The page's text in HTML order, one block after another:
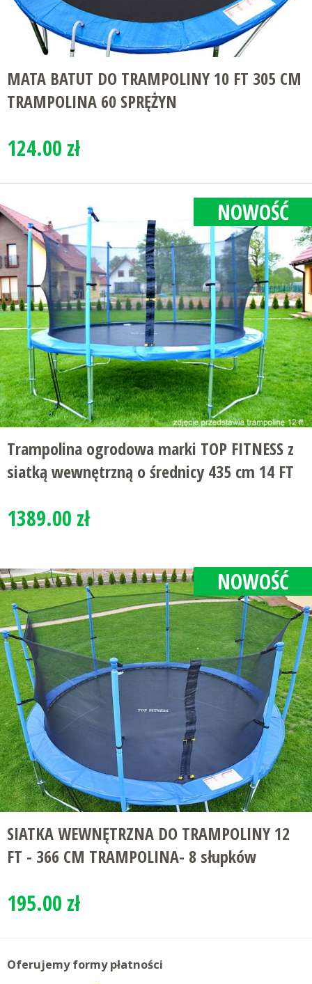
MATA BATUT DO TRAMPOLINY 10 FT 305 CM
TRAMPOLINA 60 SPRĘŻYN
124.00 zł
NOWOŚĆ
Trampolina ogrodowa marki TOP FITNESS z
siatką wewnętrzną o średnicy 435 cm 14 FT
1389.00 zł
NOWOŚĆ
SIATKA WEWNĘTRZNA DO TRAMPOLINY 12
FT - 366 CM TRAMPOLINA- 8 słupków
195.00 zł
Oferujemy formy płatności